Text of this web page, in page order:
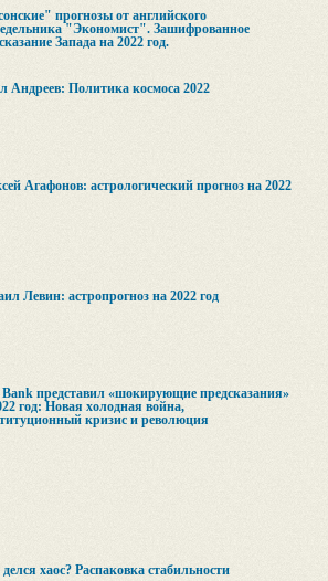
прогнозы от английского
"Экономист". Зашифрованное
Запада на 2022 год.
Андреев: Политика космоса 2022
Агафонов: астрологический прогноз на 2022
Левин: астропрогноз на 2022 год
Bank представил «шокирующие предсказания»
год: Новая холодная война,
кризис и революция
хаос? Распаковка стабильности